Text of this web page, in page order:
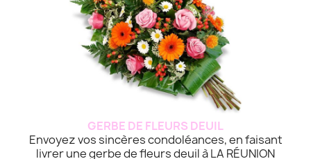
GERBE DE FLEURS DEUIL
Envoyez vos sincères condoléances, en faisant
livrer une gerbe de fleurs deuil à LA RÉUNION